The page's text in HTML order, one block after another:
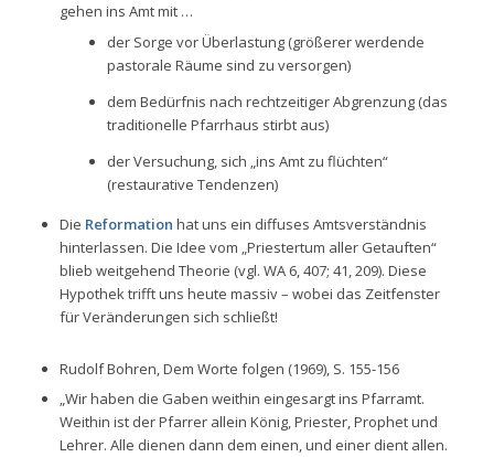
gehen ins Amt mit …
der Sorge vor Überlastung (größerer werdende
pastorale Räume sind zu versorgen)
dem Bedürfnis nach rechtzeitiger Abgrenzung (das
traditionelle Pfarrhaus stirbt aus)
der Versuchung, sich „ins Amt zu flüchten“
(restaurative Tendenzen)
Die Reformation hat uns ein diffuses Amtsverständnis
hinterlassen. Die Idee vom „Priestertum aller Getauften“
blieb weitgehend Theorie (vgl. WA 6, 407; 41, 209). Diese
Hypothek trifft uns heute massiv – wobei das Zeitfenster
für Veränderungen sich schließt!
Rudolf Bohren, Dem Worte folgen (1969), S. 155-156
„Wir haben die Gaben weithin eingesargt ins Pfarramt.
Weithin ist der Pfarrer allein König, Priester, Prophet und
Lehrer. Alle dienen dann dem einen, und einer dient allen.